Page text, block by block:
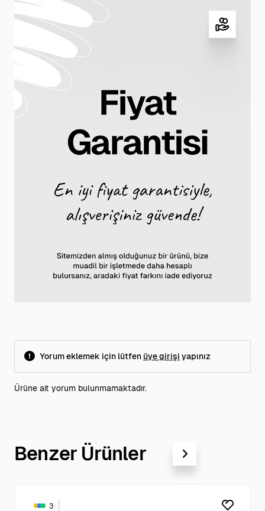
Yorum eklemek için lütfen üye girişi yapınız
Ürüne ait yorum bulunmamaktadır.
Benzer Ürünler
3